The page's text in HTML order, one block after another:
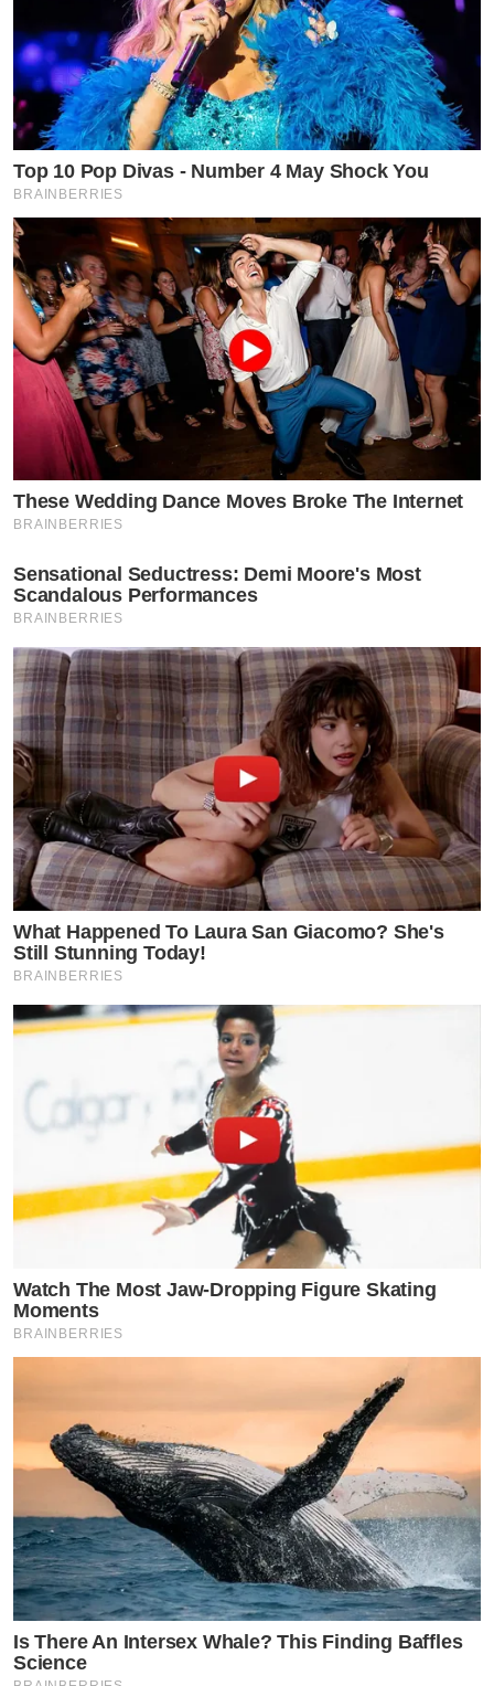
Top 10 Pop Divas - Number 4 May Shock You
BRAINBERRIES
These Wedding Dance Moves Broke The Internet
BRAINBERRIES
Sensational Seductress: Demi Moore's Most
Scandalous Performances
BRAINBERRIES
What Happened To Laura San Giacomo? She's
Still Stunning Today!
BRAINBERRIES
Watch The Most Jaw‑Dropping Figure Skating
Moments
BRAINBERRIES
Is There An Intersex Whale? This Finding Baffles
Science